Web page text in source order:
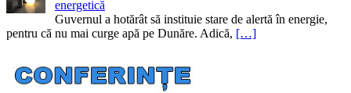
energetică
Guvernul a hotărât să instituie stare de alertă în energie,
pentru că nu mai curge apă pe Dunăre. Adică, […]